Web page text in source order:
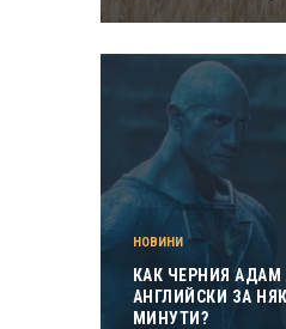
НОВИНИ
КАК ЧЕРНИЯ АДАМ
АНГЛИЙСКИ ЗА
МИНУТИ?